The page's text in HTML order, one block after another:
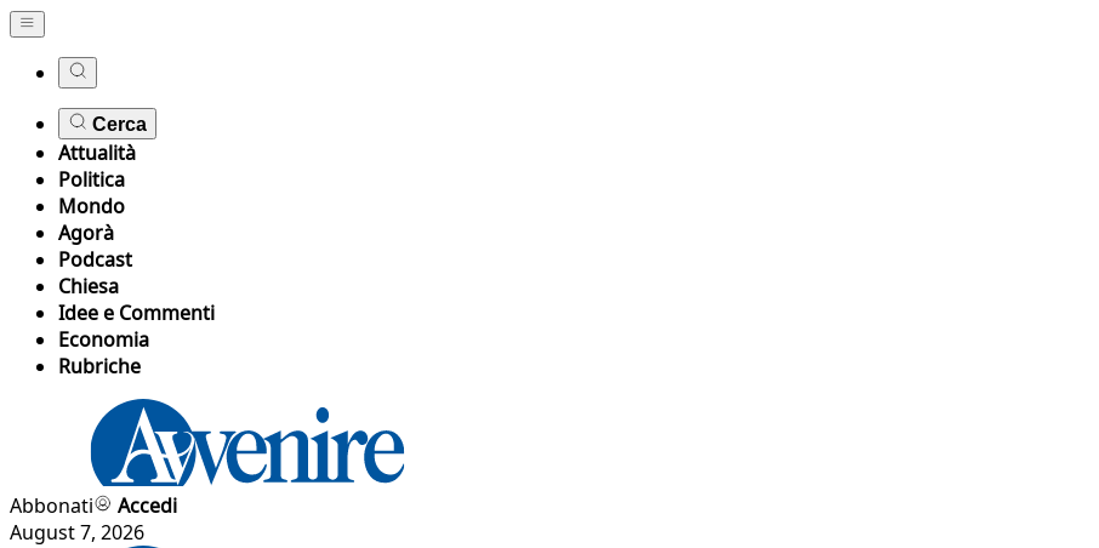
Cerca
Attualità
Politica
Mondo
Agorà
Podcast
Chiesa
Idee e Commenti
Economia
Rubriche
Abbonati
Accedi
August 7, 2026